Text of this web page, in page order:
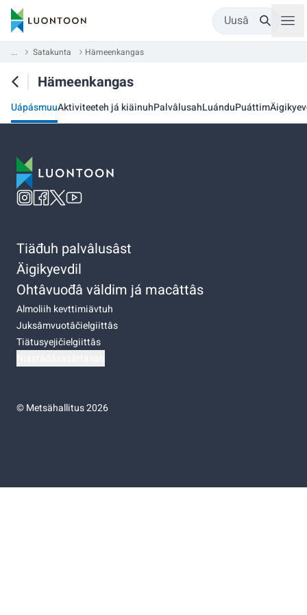
Uusâ
... Satakunta Hämeenkangas
Hämeenkangas
UápásmuuAktiviteeteh já kiäinuhPalvâlusahLuánduPuáttim
Tiäđuh palvâlusâst
Äigikyevdil
Ohtâvuođâ väldim já macâttâs
Almoliih kevttimiävtuh
Juksâmvuotâčielgiittâs
Tiätusyejičielgiittâs
©Metsähallitus 2026